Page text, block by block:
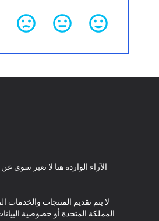
الآراء الواردة هنا لا تعبر
لا يتم تقديم المنتجات والخدمات
المملكة المتحدة أو خصوصية